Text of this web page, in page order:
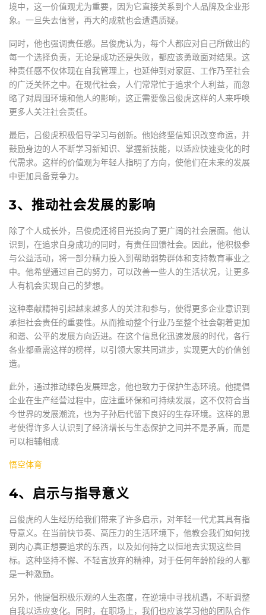
境中，这一价值观尤为重要，因为它直接关系到个人品牌及企业形
象。一旦失去信誉，再大的成就也会遭遇质疑。
同时，他也强调责任感。吕俊虎认为，每个人都应对自己所做出的
每一个选择负责，无论是成功还是失败，都应该勇敢面对结果。这
种责任感不仅体现在自我管理上，也延伸到对家庭、工作乃至社会
的广泛关怀之中。在现代社会，人们常常忙于追求个人利益，而忽
略了对周围环境和他人的影响，这正需要像吕俊虎这样的人来呼唤
更多人关注社会责任。
最后，吕俊虎积极倡导学习与创新。他始终坚信知识改变命运，并
鼓励身边的人不断学习新知识、掌握新技能，以适应快速变化的时
代需求。这样的价值观为年轻人指明了方向，使他们在未来的发展
中更加具备竞争力。
3、推动社会发展的影响
除了个人成长外，吕俊虎还将目光投向了更广阔的社会层面。他认
识到，在追求自身成功的同时，有责任回馈社会。因此，他积极参
与公益活动，将一部分精力投入到帮助弱势群体和支持教育事业之
中。他希望通过自己的努力，可以改善一些人的生活状况，让更多
人有机会实现自己的梦想。
这种奉献精神引起越来越多人的关注和参与，使得更多企业意识到
承担社会责任的重要性。从而推动整个行业乃至整个社会朝着更加
和谐、公平的发展方向迈进。在这个信息化迅速发展的时代，各行
各业都亟需这样的榜样，以引领大家共同进步，实现更大的价值创
造。
此外，通过推动绿色发展理念，他也致力于保护生态环境。他提倡
企业在生产经营过程中，应注重环保和可持续发展，这不仅符合当
今世界的发展潮流，也为子孙后代留下良好的生存环境。这样的思
考使得许多人认识到了经济增长与生态保护之间并不是矛盾，而是
可以相辅相成.
悟空体育
4、启示与指导意义
吕俊虎的人生经历给我们带来了许多启示，对年轻一代尤其具有指
导意义。在当前快节奏、高压力的生活环境下，他教会我们如何找
到内心真正想要追求的东西，以及如何持之以恒地去实现这些目
标。这种坚持不懈、不轻言放弃的精神，对于任何年龄阶段的人都
是一种激励。
另外，他提倡积极乐观的人生态度，在逆境中寻找机遇，不断调整
自我以适应变化。同时，在职场上，我们也应该学习他的团队合作